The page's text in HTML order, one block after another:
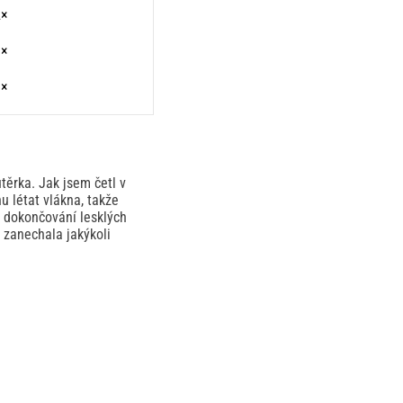
Jak jsem četl v
létat vlákna, takže
lesklých
jakýkoli